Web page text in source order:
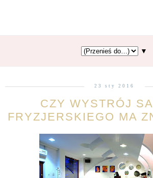
▼
23 sty 2016
CZY WYSTRÓJ
FRYZJERSKIEGO MA